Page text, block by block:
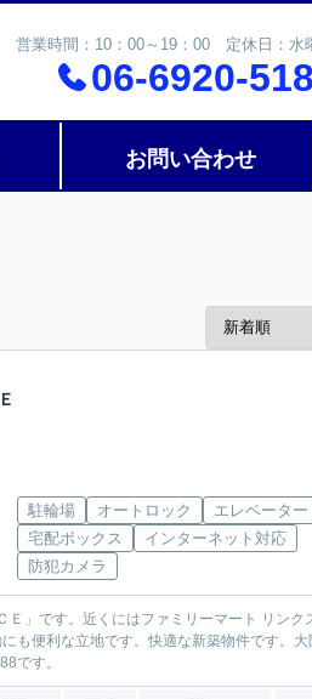
営業時間：10：00～19：00 定休日：水
06-6920-
お問い合わせ
駐輪場 オートロック
エレベーター
宅配ボックス
インターネット対応
防犯カメラ
」です。近くにはファミリーマート リンク
も便利な立地です。快適な新築物件です。大
です。